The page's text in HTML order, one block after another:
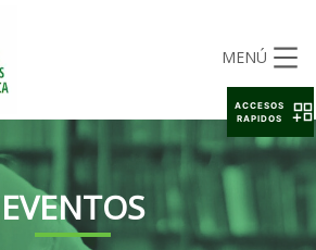
MENÚ
EVENTOS
ACCESOS
RAPIDOS